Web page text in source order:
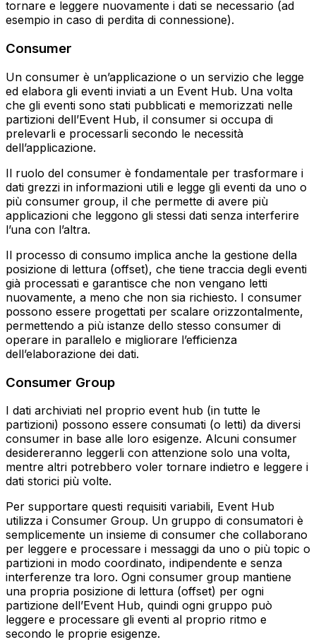
tornare e leggere nuovamente i dati se necessario (ad
esempio in caso di perdita di connessione).
Consumer
Un consumer è un’applicazione o un servizio che legge
ed elabora gli eventi inviati a un Event Hub. Una volta
che gli eventi sono stati pubblicati e memorizzati nelle
partizioni dell’Event Hub, il consumer si occupa di
prelevarli e processarli secondo le necessità
dell’applicazione.
Il ruolo del consumer è fondamentale per trasformare i
dati grezzi in informazioni utili e legge gli eventi da uno o
più consumer group, il che permette di avere più
applicazioni che leggono gli stessi dati senza interferire
l’una con l’altra.
Il processo di consumo implica anche la gestione della
posizione di lettura (offset), che tiene traccia degli eventi
già processati e garantisce che non vengano letti
nuovamente, a meno che non sia richiesto. I consumer
possono essere progettati per scalare orizzontalmente,
permettendo a più istanze dello stesso consumer di
operare in parallelo e migliorare l’efficienza
dell’elaborazione dei dati.
Consumer Group
I dati archiviati nel proprio event hub (in tutte le
partizioni) possono essere consumati (o letti) da diversi
consumer in base alle loro esigenze. Alcuni consumer
desidereranno leggerli con attenzione solo una volta,
mentre altri potrebbero voler tornare indietro e leggere i
dati storici più volte.
Per supportare questi requisiti variabili, Event Hub
utilizza i Consumer Group. Un gruppo di consumatori è
semplicemente un insieme di consumer che collaborano
per leggere e processare i messaggi da uno o più topic o
partizioni in modo coordinato, indipendente e senza
interferenze tra loro. Ogni consumer group mantiene
una propria posizione di lettura (offset) per ogni
partizione dell’Event Hub, quindi ogni gruppo può
leggere e processare gli eventi al proprio ritmo e
secondo le proprie esigenze.